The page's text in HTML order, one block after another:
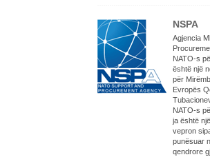
NSPA
Agjencia
NATO-s
është një
për
Evropës
NATO-s
ja është
vepron
punësuar
qendrore